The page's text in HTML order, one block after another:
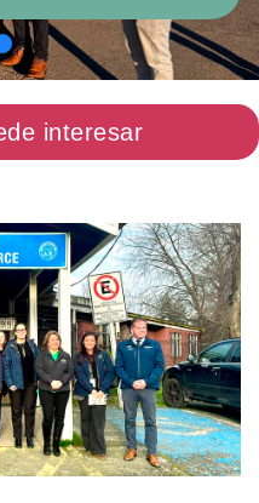
interesar